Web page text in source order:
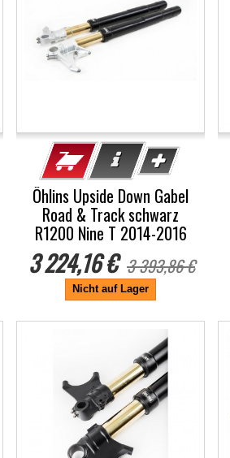
Öhlins Upside Down Gabel
Road & Track schwarz
R1200 Nine T 2014-2016
3 224,16 € 3 393,86 €
Nicht auf Lager